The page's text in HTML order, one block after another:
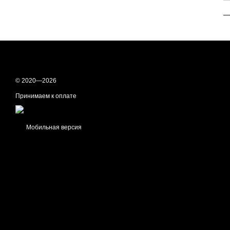
—
© 2020—2026
Принимаем к оплате
Мобильная версия